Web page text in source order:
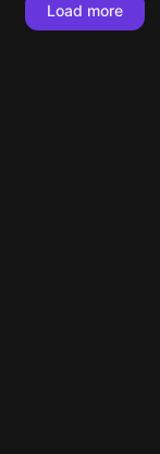
Load more